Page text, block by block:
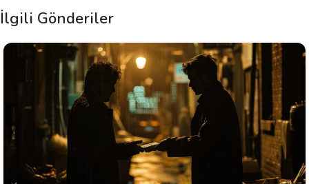
İlgili Gönderiler